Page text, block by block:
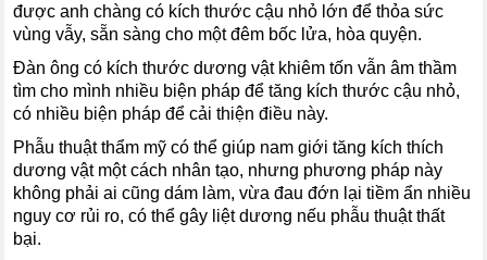
được anh chàng có kích thước cậu nhỏ lớn để thỏa sức
vùng vẫy, sẵn sàng cho một đêm bốc lửa, hòa quyện.
Đàn ông có kích thước dương vật khiêm tốn vẫn âm thầm
tìm cho mình nhiều biện pháp để tăng kích thước cậu nhỏ,
có nhiều biện pháp để cải thiện điều này.
Phẫu thuật thẩm mỹ có thể giúp nam giới tăng kích thích
dương vật một cách nhân tạo, nhưng phương pháp này
không phải ai cũng dám làm, vừa đau đớn lại tiềm ẩn nhiều
nguy cơ rủi ro, có thể gây liệt dương nếu phẫu thuật thất
bại.